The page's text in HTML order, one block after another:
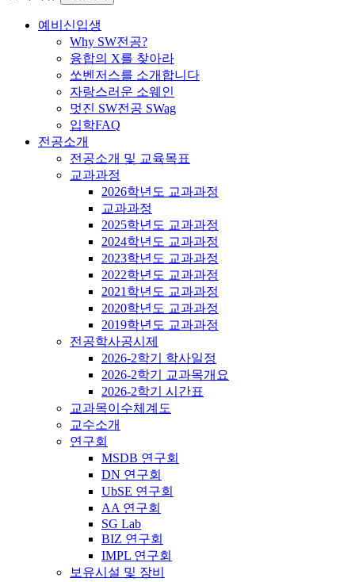
예비신입생
Why SW전공?
융합의 X를 찾아라
쏘벤저스를 소개합니다
자랑스러운 소웨인
멋진 SW전공 SWag
입학FAQ
전공소개
전공소개 및 교육목표
교과과정
2026학년도 교과과정
교과과정
2025학년도 교과과정
2024학년도 교과과정
2023학년도 교과과정
2022학년도 교과과정
2021학년도 교과과정
2020학년도 교과과정
2019학년도 교과과정
전공학사공시제
2026-2학기 학사일정
2026-2학기 교과목개요
2026-2학기 시간표
교과목이수체계도
교수소개
연구회
MSDB 연구회
DN 연구회
UbSE 연구회
AA 연구회
SG Lab
BIZ 연구회
IMPL 연구회
보유시설 및 장비